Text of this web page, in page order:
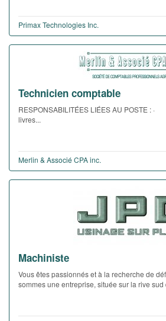
Primax Technologies Inc.
Technicien comptable
RESPONSABILITÉES LIÉES AU POSTE :
livres...
Merlin & Associé CPA inc.
Machiniste
Vous êtes passionnés et à la recherche de
sommes une entreprise, située sur la rive